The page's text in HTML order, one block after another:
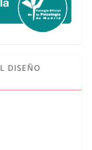
DISEÑO